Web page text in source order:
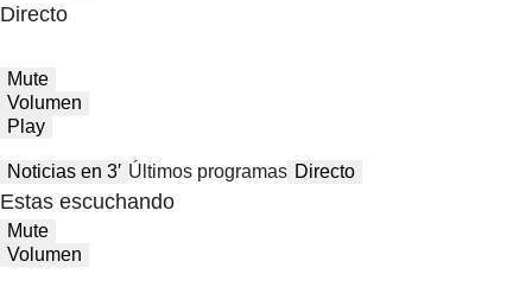
Directo
Mute
Volumen
Play
Noticias en 3′ Últimos programas Directo
Estas escuchando
Mute
Volumen